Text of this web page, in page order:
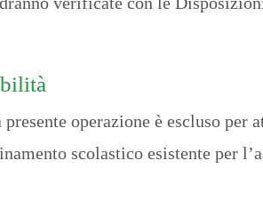
operazione è escluso
scolastico esistente per